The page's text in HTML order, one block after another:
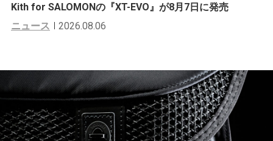
Kith for SALOMONの『XT-EVO』が8月7日に発売
ニュース
2026.08.06